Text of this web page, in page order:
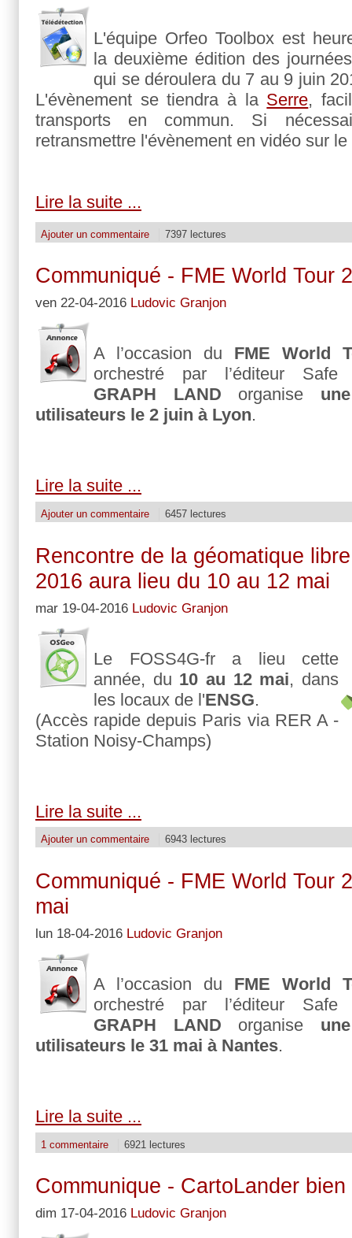
L'équipe Orfeo Toolbox est
la deuxième édition des
qui se déroulera du 7 au 9 juin
L'évènement se tiendra à la Serre,
transports en commun. Si
retransmettre l'évènement en vidéo sur le
Lire la suite ...
Ajouter un commentaire 7397 lectures
Communiqué - FME World Tour
ven 22-04-2016 Ludovic Granjon
A l’occasion du FME World
orchestré par l’éditeur Safe
GRAPH LAND organise
utilisateurs le 2 juin à Lyon.
Lire la suite ...
Ajouter un commentaire 6457 lectures
Rencontre de la géomatique
2016 aura lieu du 10 au 12 mai
mar 19-04-2016 Ludovic Granjon
Le FOSS4G-fr a lieu cette
année, du 10 au 12 mai, dans
les locaux de l'ENSG.
(Accès rapide depuis Paris via RER A -
Station Noisy-Champs)
Lire la suite ...
Ajouter un commentaire 6943 lectures
Communiqué - FME World Tour
mai
lun 18-04-2016 Ludovic Granjon
A l’occasion du FME World
orchestré par l’éditeur Safe
GRAPH LAND organise
utilisateurs le 31 mai à Nantes.
Lire la suite ...
1 commentaire 6921 lectures
Communique - CartoLander
dim 17-04-2016 Ludovic Granjon